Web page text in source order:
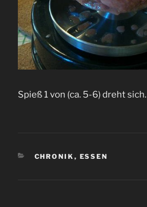
Spieß 1 von (ca. 5-6) dreht sich.
KATEGORIEN
CHRONIK , ESSEN